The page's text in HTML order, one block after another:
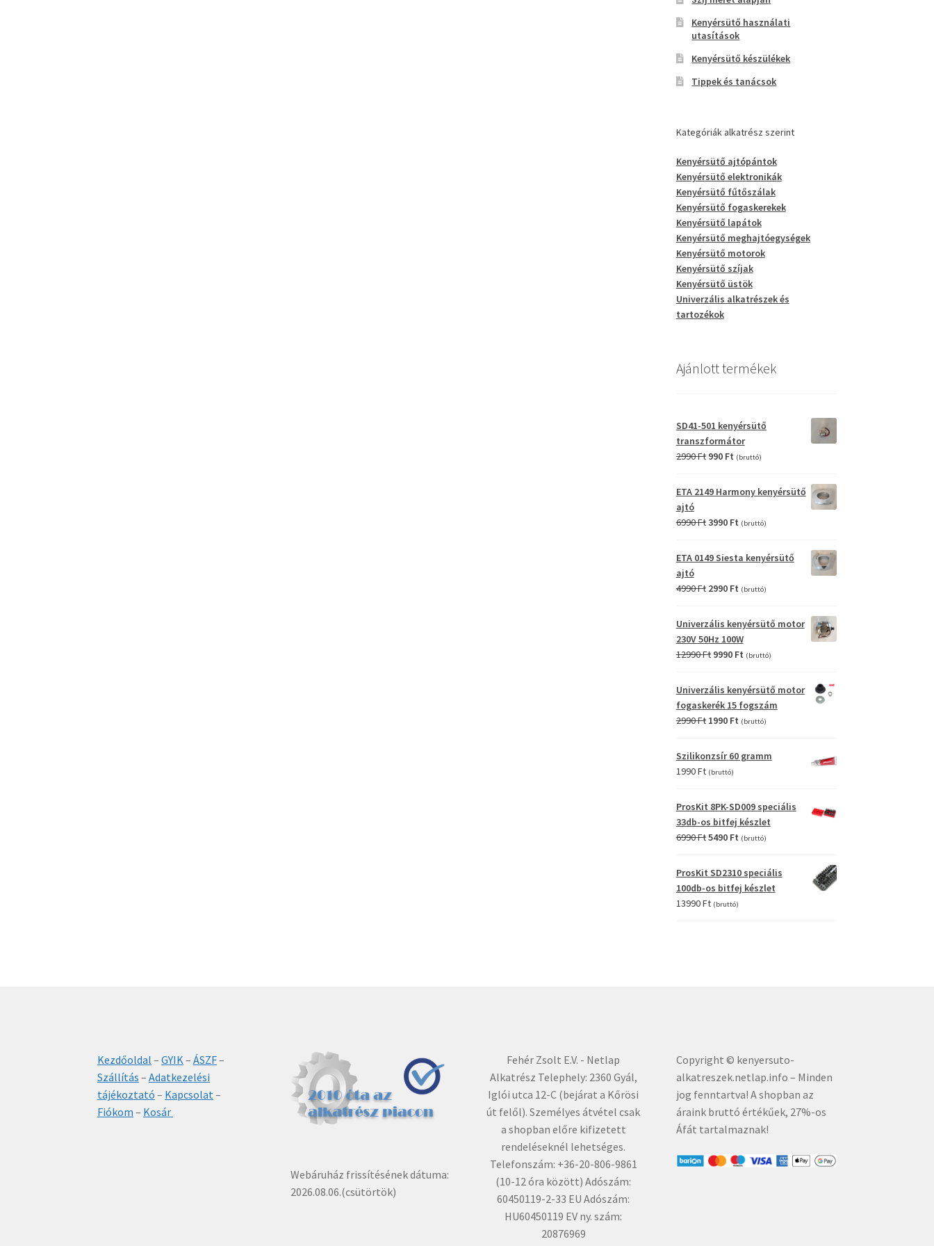
Kenyérsütő használati
utasítások
Kenyérsütő készülékek
Tippek és tanácsok
Kategóriák alkatrész szerint
Kenyérsütő ajtópántok
Kenyérsütő elektronikák
Kenyérsütő fűtőszálak
Kenyérsütő fogaskerekek
Kenyérsütő lapátok
Kenyérsütő meghajtóegységek
Kenyérsütő motorok
Kenyérsütő szíjak
Kenyérsütő üstök
Univerzális alkatrészek és
tartozékok
Ajánlott termékek
SD41-501 kenyérsütő
transzformátor
2990Ft Original
was:
990 FtCurrent
990 Ft.
(bruttó)
ETA 2149 Harmony kenyérsütő
ajtó
6990FtOriginal
was:
3990 FtCurrent
is:
3990 Ft.
(bruttó)
ETA 0149 Siesta kenyérsütő
ajtó
4990Ft Original
was:
4990 Ft.
2990 FtCurrent
2990 Ft.
(bruttó)
Univerzális kenyérsütő motor
230V 50Hz 100W
12990Ft Original
was:
12990 Ft.
9990 FtCurrent
is:
9990 Ft.
(bruttó)
Univerzális kenyérsütő motor
fogaskerék 15 fogszám
2990Ft Original
was:
1990 FtCurrent
is:
1990 Ft.
(bruttó)
Szilikonzsír 60 gramm
1990Ft (bruttó)
ProsKit 8PK-SD009 speciális
33db-os bitfej készlet
6990FtOriginal
was:
6990 Ft.
5490 FtCurrent
is:
5490 Ft.
(bruttó)
ProsKit SD2310 speciális
100db-os bitfej készlet
13990Ft (bruttó)
Kezdőoldal –GYIK–ÁSZF–
Szállítás –Adatkezelési
tájékoztató – Kapcsolat–
Fiókom – Kosár
Webáruház frissítésének dátuma:
2026.08.06.(csütörtök)
Fehér Zsolt E.V. - Netlap
Alkatrész Telephely: 2360 Gyál,
Iglói utca 12-C (bejárat a Kőrösi
út felől). Személyes átvétel csak
a shopban előre kifizetett
rendeléseknél lehetséges.
Telefonszám: +36-20-806-9861
(10-12 óra között) Adószám:
60450119-2-33 EU Adószám:
HU60450119 EV ny. szám:
20876969
Copyright © kenyersuto-
alkatreszek.netlap.info – Minden
jog fenntartva! A shopban az
áraink bruttó értékűek, 27%-os
Áfát tartalmaznak!